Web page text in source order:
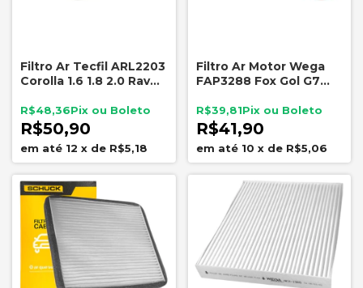
Filtro Ar Tecfil ARL2203
Corolla 1.6 1.8 2.0 Rav4
R$50,90
R$48,36
12 x de R$5,18
Filtro Ar Motor Wega
FAP3288 Fox Gol G7
R$41,90
R$39,81
10 x de R$5,06